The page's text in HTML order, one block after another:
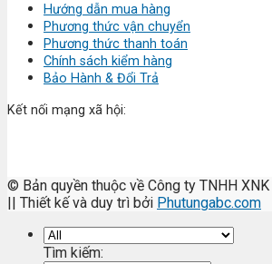
Hướng dẫn mua hàng
Phương thức vận chuyển
Phương thức thanh toán
Chính sách kiểm hàng
Bảo Hành & Đổi Trả
Kết nối mạng xã hội:
© Bản quyền thuộc về Công ty TNHH
|| Thiết kế và duy trì bởi Phutungabc.com
Tìm kiếm: